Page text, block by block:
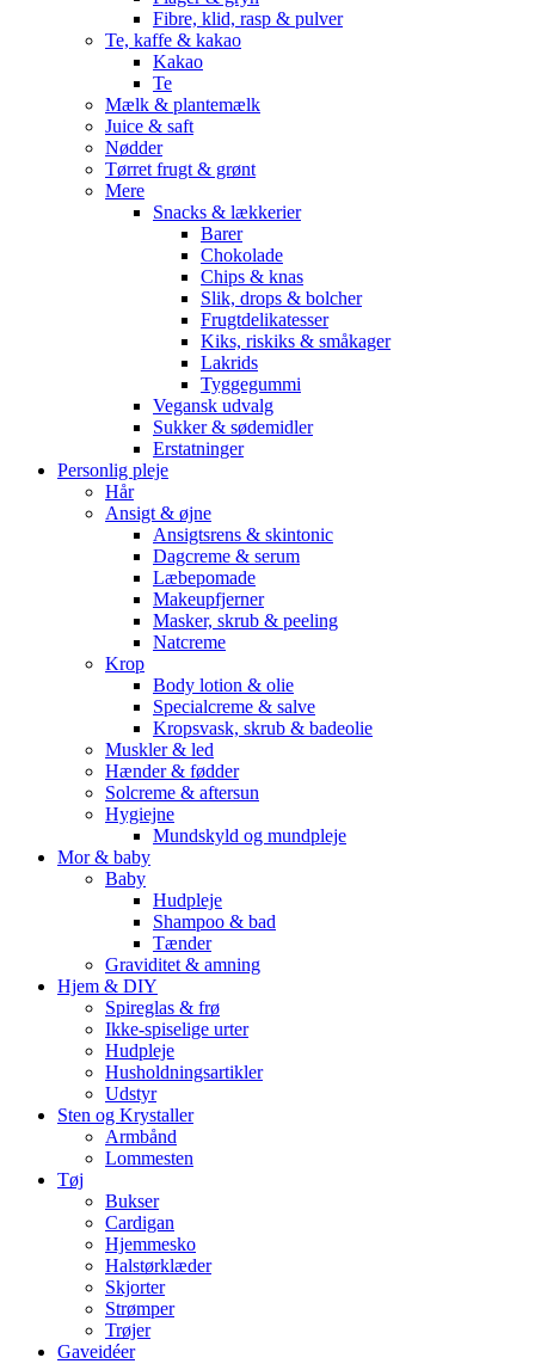
Fibre, klid, rasp & pulver
Te, kaffe & kakao
Kakao
Te
Mælk & plantemælk
Juice & saft
Nødder
Tørret frugt & grønt
Mere
Snacks & lækkerier
Barer
Chokolade
Chips & knas
Slik, drops & bolcher
Frugtdelikatesser
Kiks, riskiks & småkager
Lakrids
Tyggegummi
Vegansk udvalg
Sukker & sødemidler
Erstatninger
Personlig pleje
Hår
Ansigt & øjne
Ansigtsrens & skintonic
Dagcreme & serum
Læbepomade
Makeupfjerner
Masker, skrub & peeling
Natcreme
Krop
Body lotion & olie
Specialcreme & salve
Kropsvask, skrub & badeolie
Muskler & led
Hænder & fødder
Solcreme & aftersun
Hygiejne
Mundskyld og mundpleje
Mor & baby
Baby
Hudpleje
Shampoo & bad
Tænder
Graviditet & amning
Hjem & DIY
Spireglas & frø
Ikke-spiselige urter
Hudpleje
Husholdningsartikler
Udstyr
Sten og Krystaller
Armbånd
Lommesten
Tøj
Bukser
Cardigan
Hjemmesko
Halstørklæder
Skjorter
Strømper
Trøjer
Gaveidéer